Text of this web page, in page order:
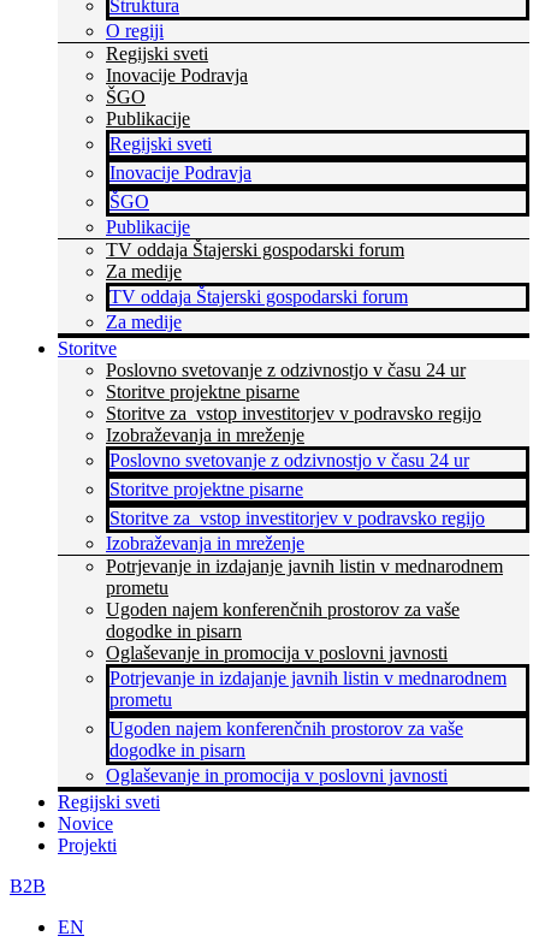
Struktura
O regiji
Regijski sveti
Inovacije Podravja
ŠGO
Publikacije
Regijski sveti
Inovacije Podravja
ŠGO
Publikacije
TV oddaja Štajerski gospodarski forum
Za medije
TV oddaja Štajerski gospodarski forum
Za medije
Storitve
Poslovno svetovanje z odzivnostjo v času 24 ur
Storitve projektne pisarne
Storitve za vstop investitorjev v podravsko regijo
Izobraževanja in mreženje
Poslovno svetovanje z odzivnostjo v času 24 ur
Storitve projektne pisarne
Storitve za vstop investitorjev v podravsko regijo
Izobraževanja in mreženje
Potrjevanje in izdajanje javnih listin v mednarodnem
prometu
Ugoden najem konferenčnih prostorov za vaše
dogodke in pisarn
Oglaševanje in promocija v poslovni javnosti
Potrjevanje in izdajanje javnih listin v mednarodnem
prometu
Ugoden najem konferenčnih prostorov za vaše
dogodke in pisarn
Oglaševanje in promocija v poslovni javnosti
Regijski sveti
Novice
Projekti
B2B
EN